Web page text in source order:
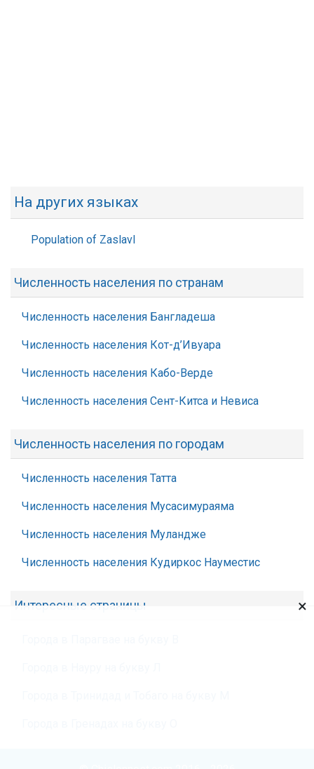
На других языках
Population of Zaslavl
Численность населения по странам
Численность населения Бангладеша
Численность населения Кот-д’Ивуара
Численность населения Кабо-Верде
Численность населения Сент-Китса и Невиса
Численность населения по городам
Численность населения Татта
Численность населения Мусасимураяма
Численность населения Муландже
Численность населения Кудиркос Науместис
Интересные страницы ×